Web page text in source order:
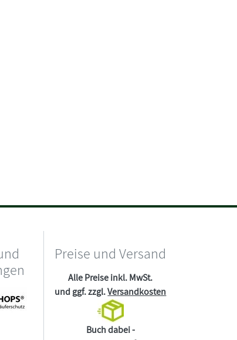
Preise und Versand
Alle Preise inkl. MwSt.
und ggf. zzgl.Versandkosten
Buch dabei -